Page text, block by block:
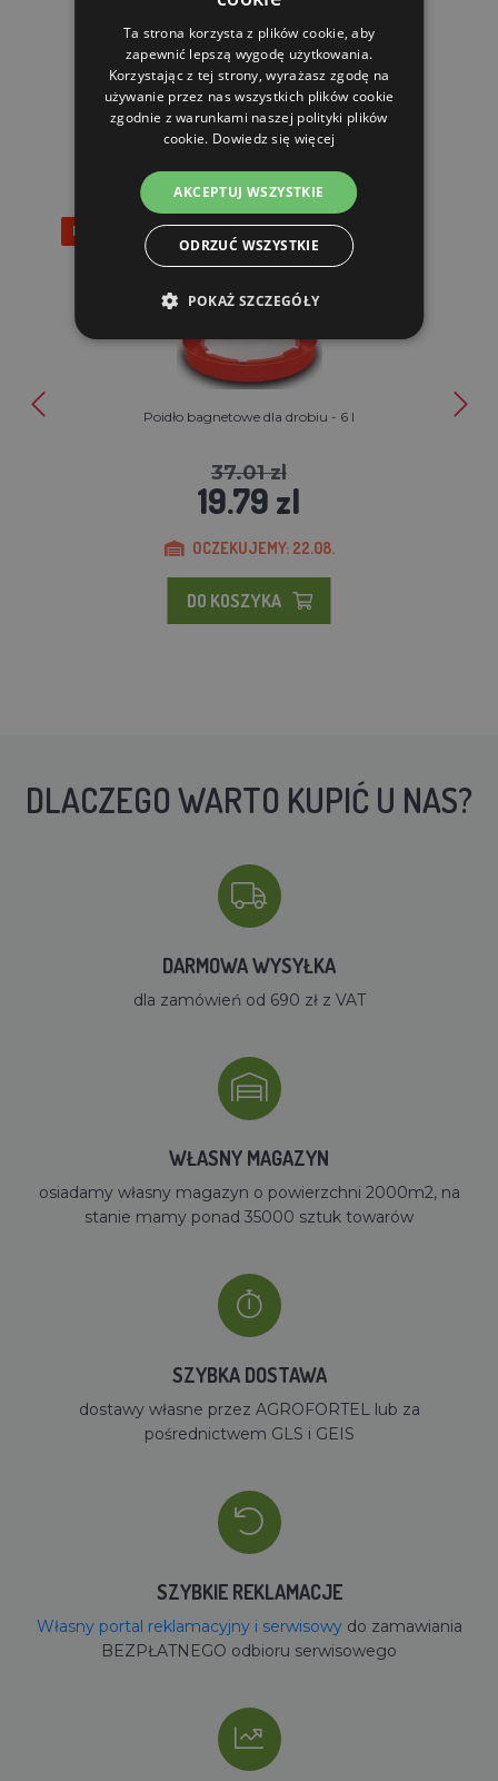
PRODUKTY POWIĄZANE
Rabat 47%
Poidło bagnetowe dla drobiu - 6 l
37.01 zl
19.79 zl
OCZEKUJEMY: 22.08.
DO KOSZYKA
DLACZEGO WARTO KUPIĆ U NAS?
DARMOWA WYSYŁKA
dla zamówień od 690 zł z VAT
WŁASNY MAGAZYN
osiadamy własny magazyn o powierzchni 2000m2, na
stanie mamy ponad 35000 sztuk towarów
SZYBKA DOSTAWA
dostawy własne przez AGROFORTEL lub za
pośrednictwem GLS i GEIS
SZYBKIE REKLAMACJE
Własny portal reklamacyjny i serwisowydo zamawiania
BEZPŁATNEGO odbioru serwisowego
Ta strona korzysta z plików cookie, aby
zapewnić lepszą wygodę użytkowania.
Korzystając z tej strony, wyrażasz zgodę na
używanie przez nas wszystkich plików cookie
zgodnie z warunkami naszej polityki plików
cookie. Dowiedz się więcej
AKCEPTUJ WSZYSTKIE
ODRZUĆ WSZYSTKIE
POKAŻ SZCZEGÓŁY